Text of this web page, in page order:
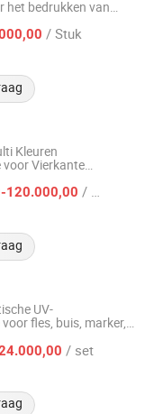
het bedrukken van
droger/ Stuk
Kleuren
Vierkante
120.000,00 / SET
UV-
fles, buis, marker,
/ set
Co., Ltd.